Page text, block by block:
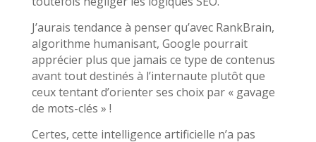
J’aurais tendance à penser qu’avec RankBrain,
algorithme humanisant, Google pourrait
apprécier plus que jamais ce type de contenus
avant tout destinés à l’internaute plutôt que
ceux tentant d’orienter ses choix par « gavage
de mots-clés » !
Certes, cette intelligence artificielle n’a pas